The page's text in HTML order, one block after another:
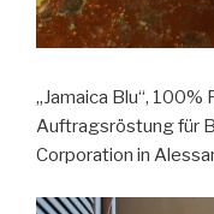
„Jamaica Blu“, 100%
Auftragsröstung für
Corporation in